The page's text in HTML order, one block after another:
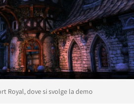
Royal, dove si svolge la demo